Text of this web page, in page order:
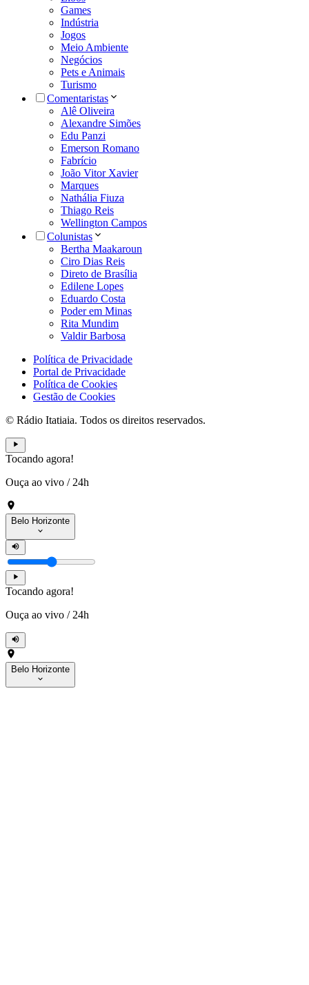
Games
Indústria
Jogos
Meio Ambiente
Negócios
Pets e Animais
Turismo
Comentaristas
Alê Oliveira
Alexandre Simões
Edu Panzi
Emerson Romano
Fabrício
João Vitor Xavier
Marques
Nathália Fiuza
Thiago Reis
Wellington Campos
Colunistas
Bertha Maakaroun
Ciro Dias Reis
Direto de Brasília
Edilene Lopes
Eduardo Costa
Poder em Minas
Rita Mundim
Valdir Barbosa
Política de Privacidade
Portal de Privacidade
Política de Cookies
Gestão de Cookies
© Rádio Itatiaia. Todos os direitos reservados.
Tocando agora!
Ouça ao vivo / 24h
Belo Horizonte
Tocando agora!
Ouça ao vivo / 24h
Belo Horizonte